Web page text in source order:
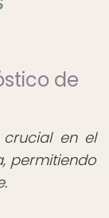
de
en el
permitiendo